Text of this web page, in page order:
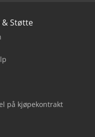
& Støtte
på kjøpekontrakt